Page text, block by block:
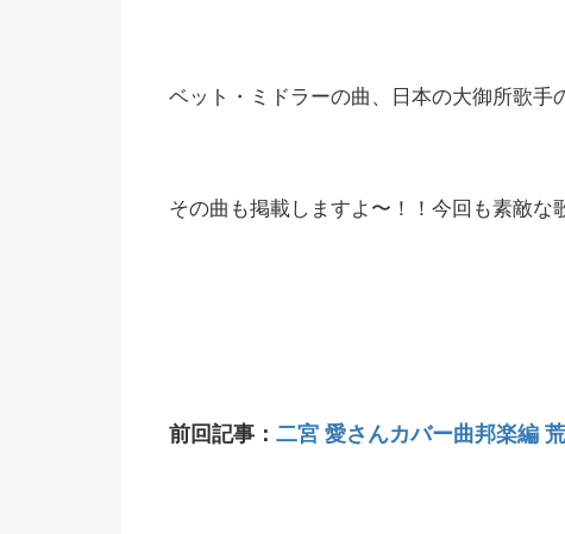
ベット・ミドラーの曲、日本の大御所歌手
その曲も掲載しますよ〜！！今回も素敵な
前回記事： 二宮 愛さんカバー曲邦楽編